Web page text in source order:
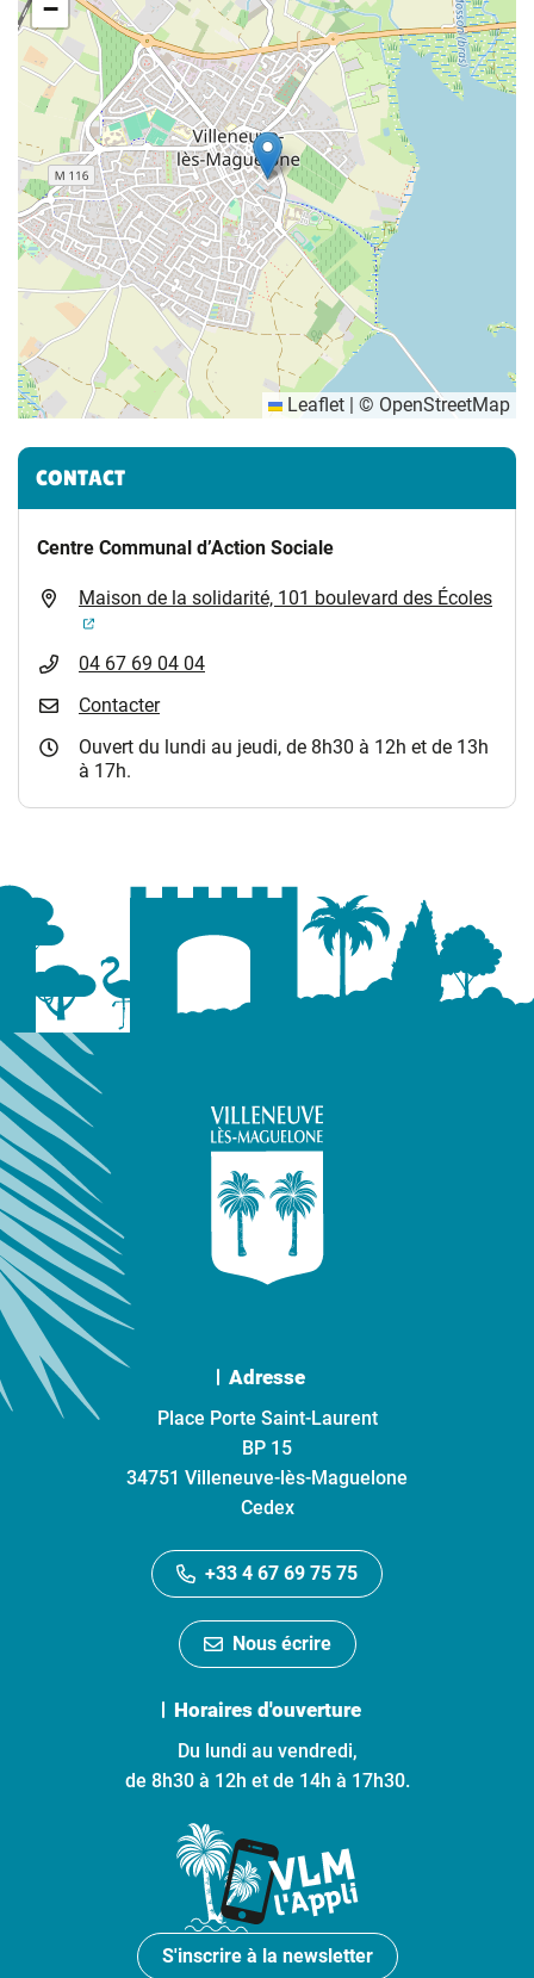
−
Leaflet | © OpenStreetMap
Informations complémentaires
CONTACT
Centre Communal d’Action Sociale
Maison de la solidarité, 101 boulevard des Écoles
(ouverture dans un nouvel onglet)
04 67 69 04 04
Contacter
Ouvert du lundi au jeudi, de 8h30 à 12h et de 13h
à 17h.
Adresse
Place Porte Saint-Laurent
BP 15
34751 Villeneuve-lès-Maguelone
Cedex
+33 4 67 69 75 75
Nous écrire
Horaires d'ouverture
Du lundi au vendredi,
de 8h30 à 12h et de 14h à 17h30.
S'inscrire à la newsletter